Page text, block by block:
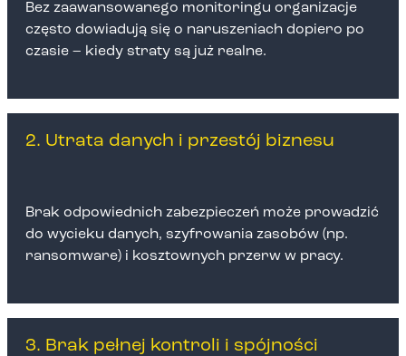
Bez zaawansowanego monitoringu organizacje
często dowiadują się o naruszeniach dopiero po
czasie – kiedy straty są już realne.
2. Utrata danych i przestój biznesu
Brak odpowiednich zabezpieczeń może prowadzić
do wycieku danych, szyfrowania zasobów (np.
ransomware) i kosztownych przerw w pracy.
3. Brak pełnej kontroli i spójności